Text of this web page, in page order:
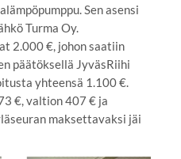
Sen asensi
Turma Oy.
2.000 €, johon saatiin
päätöksellä JyväsRiihi
yhteensä 1.100 €.
€, valtion 407 € ja
maksettavaksi jäi